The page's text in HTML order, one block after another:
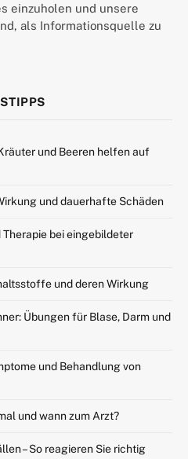
einzuholen und unsere
als Informationsquelle zu
und Beeren helfen auf
und dauerhafte Schäden
Therapie bei eingebildeter
und deren Wirkung
Übungen für Blase, Darm und
und Behandlung von
und wann zum Arzt?
– So reagieren Sie richtig